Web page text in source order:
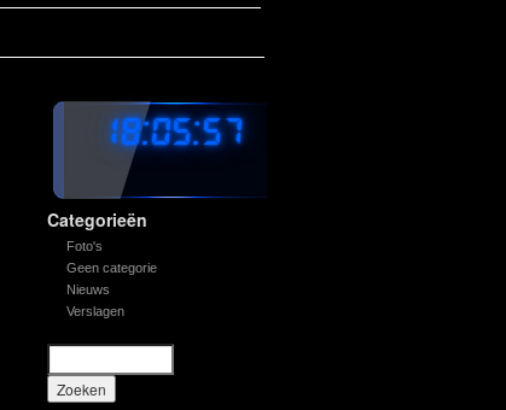
18:05:58
Categorieën
Foto's
Geen categorie
Nieuws
Verslagen